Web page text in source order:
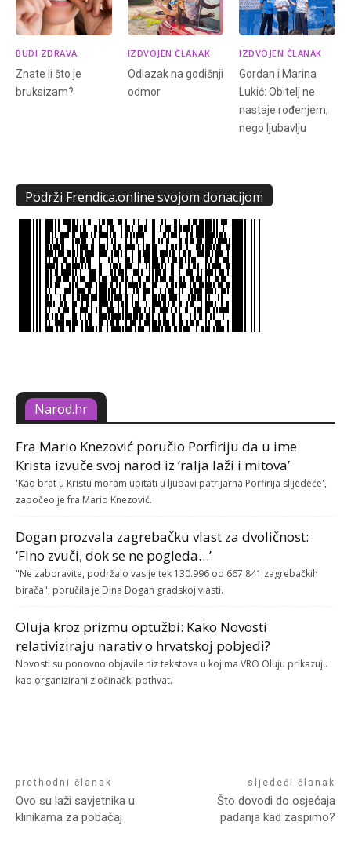
BUDI ZDRAVA
Znate li što je
bruksizam?
IZDVOJEN ČLANAK
Odlazak na godišnji
odmor
IZDVOJEN ČLANAK
Gordan i Marina
Lukić: Obitelj ne
nastaje rođenjem,
nego ljubavlju
Podrži Frendica.online svojom donacijom
Narod.hr
Fra Mario Knezović poručio Porfiriju da u ime
Krista izvuče svoj narod iz ‘ralja laži i mitova’
'Kao brat u Kristu moram upitati u ljubavi patrijarha Porfirija slijedeće',
započeo je fra Mario Knezović.
Dogan prozvala zagrebačku vlast za dvoličnost:
‘Fino zvuči, dok se ne pogleda…’
"Ne zaboravite, podržalo vas je tek 130.996 od 667.841 zagrebačkih
birača", poručila je Dina Dogan gradskoj vlasti.
Oluja kroz prizmu optužbi: Kako Novosti
relativiziraju narativ o hrvatskoj pobjedi?
Novosti su ponovno objavile niz tekstova u kojima VRO Oluju prikazuju
kao organizirani zločinački pothvat.
prethodni članak
Ovo su laži savjetnika u
klinikama za pobačaj
sljedeći članak
Što dovodi do osjećaja
padanja kad zaspimo?